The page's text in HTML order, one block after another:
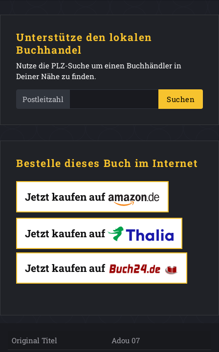
Unterstütze den lokalen
Buchhandel
Nutze die PLZ-Suche um einen Buchhändler in
Deiner Nähe zu finden.
Postleitzahl Suchen
Bestelle dieses Buch im Internet
Jetzt kaufen auf
Jetzt kaufen auf
Jetzt kaufen auf
Original Titel
Adou 07